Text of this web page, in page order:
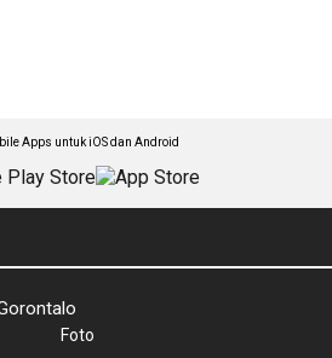
Apps untuk iOS dan Android
Foto